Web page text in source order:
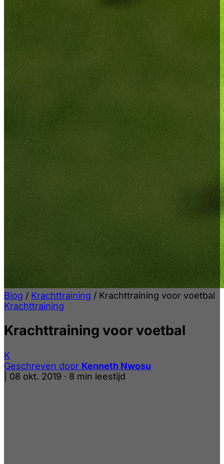
Blog / Krachttraining / Krachttraining voor voetbal
Krachttraining
Krachttraining voor voetbal
K
Geschreven door Kenneth Nwosu
08 okt. 2019 · 8 min leestijd